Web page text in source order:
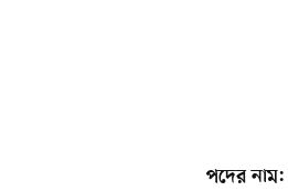
পদের নাম: